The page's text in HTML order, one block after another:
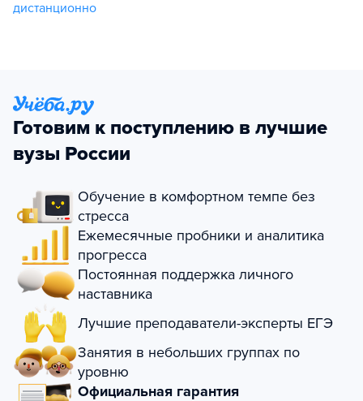
дистанционно
Готовим к поступлению в лучшие
вузы России
Обучение в комфортном темпе без
стресса
Ежемесячные пробники и аналитика
прогресса
Постоянная поддержка личного
наставника
Лучшие преподаватели-эксперты ЕГЭ
Занятия в небольших группах по
уровню
Официальная гарантия